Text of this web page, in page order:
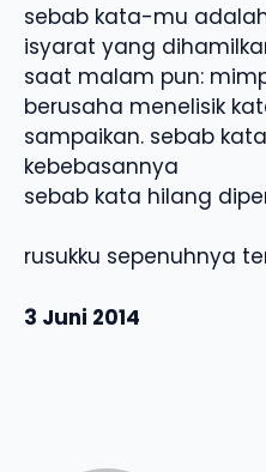
sebab kata-mu
isyarat yang
saat malam pun:
berusaha menelisik
sampaikan. sebab
kebebasannya
sebab kata hilang
rusukku sepenuhnya
3 Juni 2014